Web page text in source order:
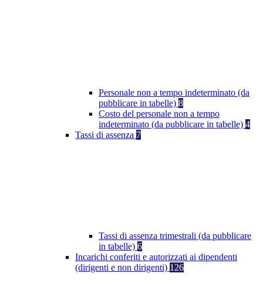
Personale non a tempo indeterminato (da
pubblicare in tabelle) 8
Costo del personale non a tempo
indeterminato (da pubblicare in tabelle) 4
Tassi di assenza 7
Tassi di assenza trimestrali (da pubblicare
in tabelle) 6
Incarichi conferiti e autorizzati ai dipendenti
(dirigenti e non dirigenti) 126